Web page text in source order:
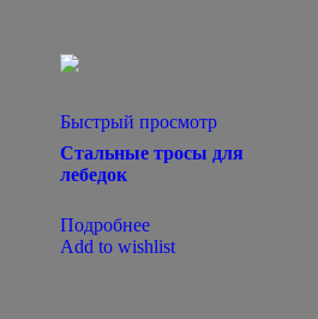
Быстрый просмотр
Стальные тросы для
лебедок
Подробнее
Add to wishlist